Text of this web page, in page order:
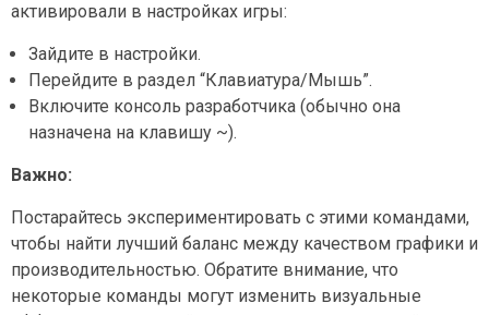
активировали в настройках игры:
Зайдите в настройки.
Перейдите в раздел “Клавиатура/Мышь”.
Включите консоль разработчика (обычно она
назначена на клавишу ~).
Важно:
Постарайтесь экспериментировать с этими командами,
чтобы найти лучший баланс между качеством графики и
производительностью. Обратите внимание, что
некоторые команды могут изменить визуальные